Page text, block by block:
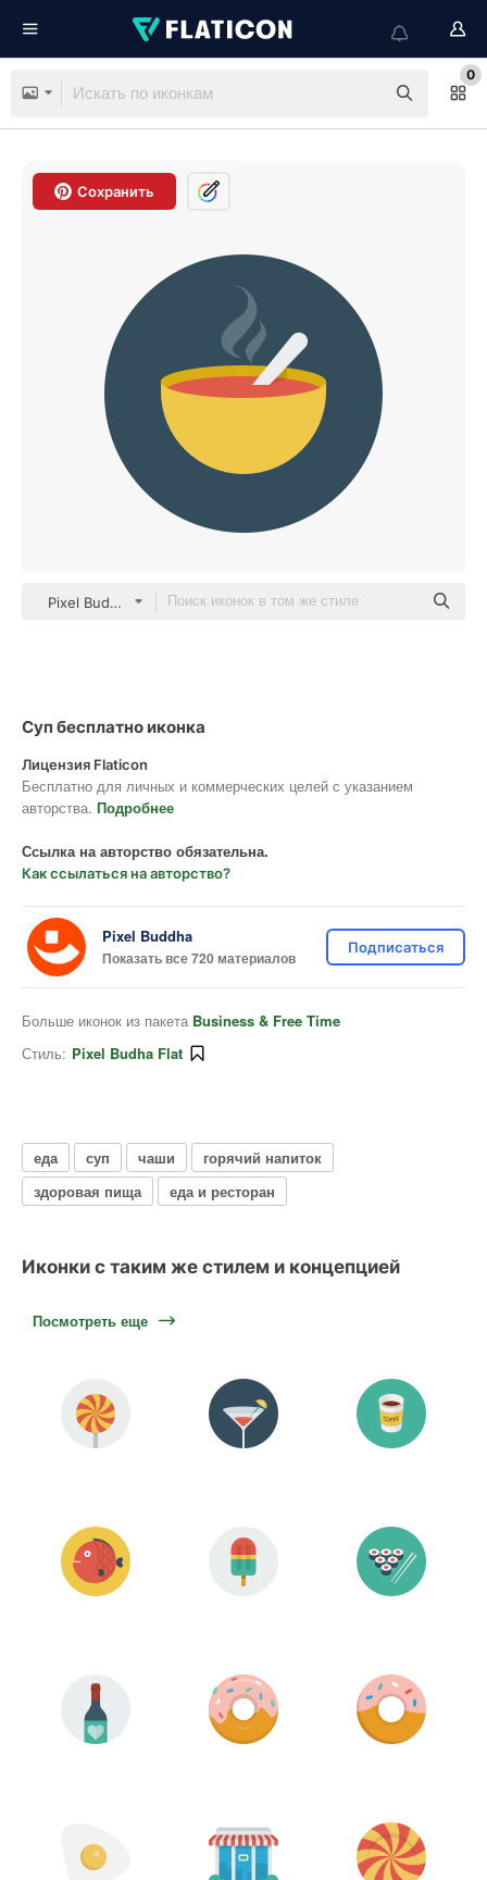
0
Сохранить
Pixel Budha Flat
Суп бесплатно иконка
Лицензия Flaticon
Бесплатно для личных и коммерческих целей с указанием
авторства. Подробнее
Ссылка на авторство обязательна.
Как ссылаться на авторство?
Pixel Buddha
Показать все 720 материалов
Подписаться
Больше иконок из пакета Business & Free Time
Стиль: Pixel Budha Flat
еда суп чаши
горячий напиток
здоровая пища
еда и ресторан
Иконки с таким же стилем и концепцией
Посмотреть еще